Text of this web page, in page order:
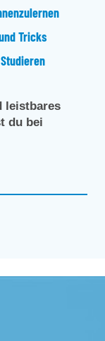
Tricks
leistbares
du bei